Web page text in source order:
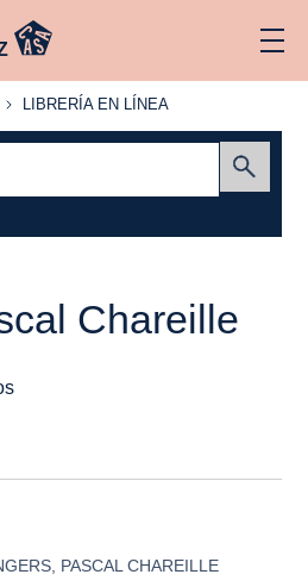
LIBRERÍA
LÍNEA
LIBRERÍA EN LÍNEA
Chareille
PASCAL CHAREILLE